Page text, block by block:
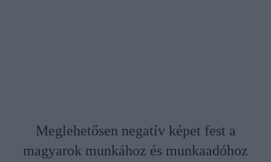
Meglehetősen negatív képet fest a
magyarok munkához és munkaadóhoz